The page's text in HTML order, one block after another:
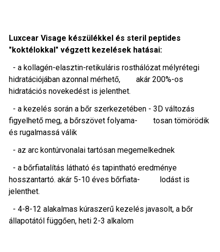
Luxcear Visage készülékkel és steril peptides
"koktélokkal" végzett kezelések hatásai:
- a kollagén-elasztin-retikuláris rosthálózat mélyrétegi
hidratációjában azonnal mérhető, akár 200%-os
hidratációs novekedést is jelenthet.
- a kezelés során a bőr szerkezetében - 3D változás
figyelhető meg, a bőrszövet folyama- tosan tömörödik
és rugalmassá válik
- az arc kontúrvonalai tartósan megemelkednek
- a bőrfiatalítás látható és tapintható eredménye
hosszantartó. akár 5-10 éves bőrfiata- lodást is
jelenthet.
- 4-8-12 alakalmas kúraszerű kezelés javasolt, a bőr
állapotától függően, heti 2-3 alkalom